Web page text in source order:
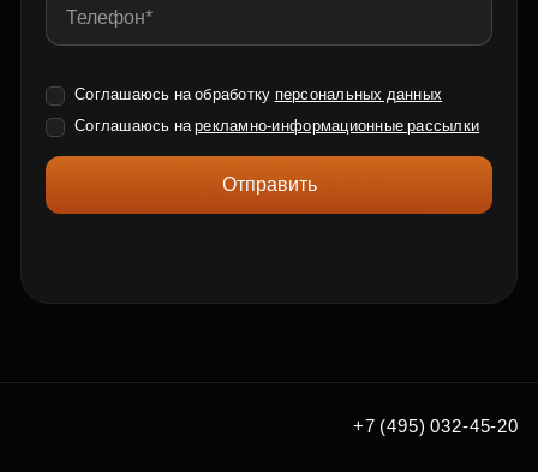
Соглашаюсь на обработку персональных данных
Соглашаюсь нарекламно-информационные рассылки
Отправить
+7 (495) 032-45-20